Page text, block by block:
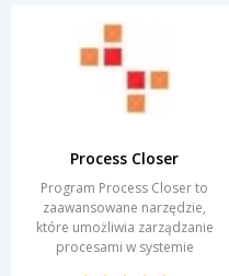
Process Closer
Program Process Closer to
zaawansowane narzędzie,
które umożliwia zarządzanie
procesami w systemie